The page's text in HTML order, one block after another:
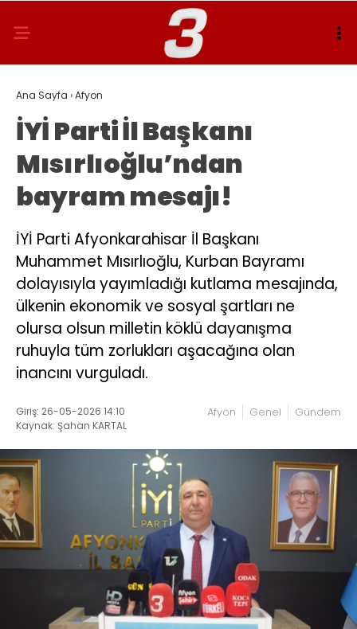
Ana Sayfa ›Afyon
İYİ Parti İl Başkanı
Mısırlıoğlu’ndan
bayram mesajı!
İYİ Parti Afyonkarahisar İl Başkanı
Muhammet Mısırlıoğlu, Kurban Bayramı
dolayısıyla yayımladığı kutlama mesajında,
ülkenin ekonomik ve sosyal şartları ne
olursa olsun milletin köklü dayanışma
ruhuyla tüm zorlukları aşacağına olan
inancını vurguladı.
Giriş: 26-05-2026 14:10
Kaynak: Şahan KARTAL
Afyon Genel Gündem